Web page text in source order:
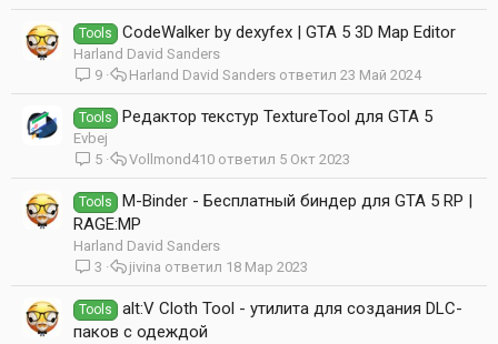
Tools CodeWalker by dexyfex | GTA 5 3D Map Editor
Harland David Sanders
9
23 Май 2024
Harland David Sanders
Tools Редактор текстур TextureTool для GTA 5
Evbej
5
5 Окт 2023
Vollmond410
Tools
M-Binder - Бесплатный биндер для GTA 5 RP |
RAGE:MP
Harland David Sanders
3
18 Мар 2023
jivina
Tools
alt:V Cloth Tool - утилита для создания DLC-
паков c одеждой